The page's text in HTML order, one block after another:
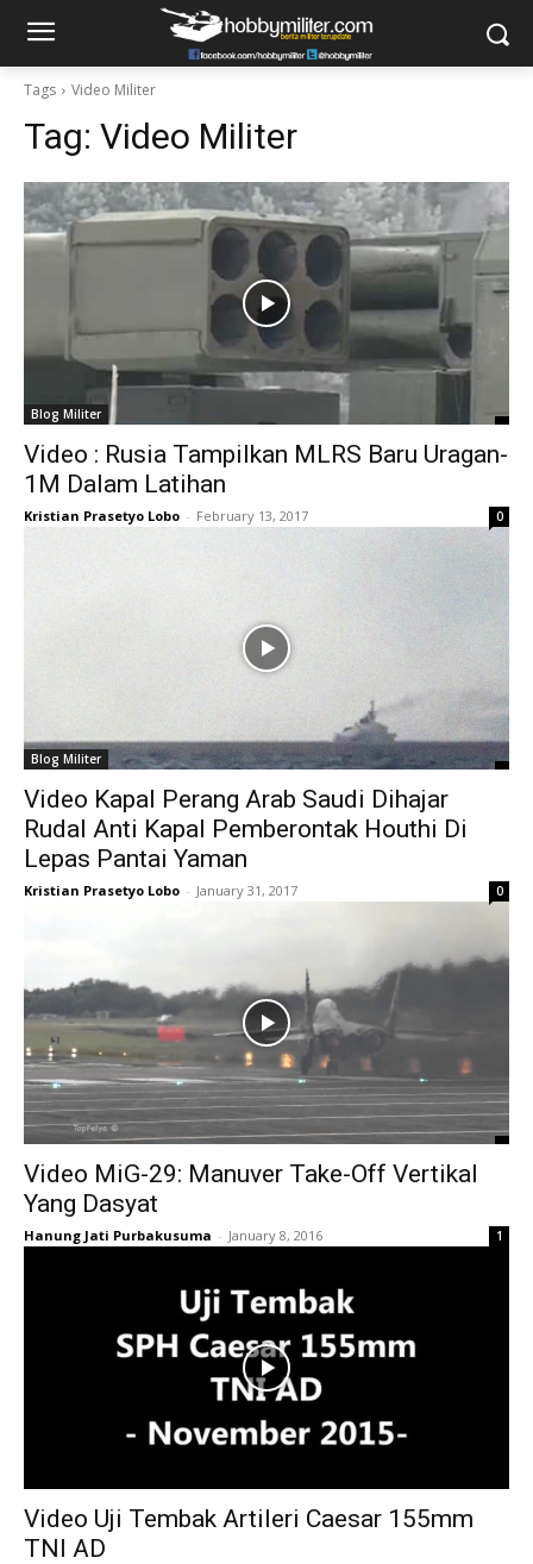
Tags Video Militer
Tag: Video Militer
Blog Militer
Video : Rusia Tampilkan MLRS Baru Uragan-
1M Dalam Latihan
Kristian Prasetyo Lobo - February 13, 2017 0
Blog Militer
Video Kapal Perang Arab Saudi Dihajar
Rudal Anti Kapal Pemberontak Houthi Di
Lepas Pantai Yaman
Kristian Prasetyo Lobo - January 31, 2017 0
Video MiG-29: Manuver Take-Off Vertikal
Yang Dasyat
Hanung Jati Purbakusuma - January 8, 2016 1
Video Uji Tembak Artileri Caesar 155mm
TNI AD